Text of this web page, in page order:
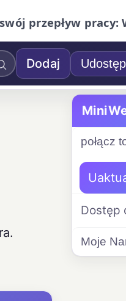
przepływ
Dodaj
połącz
Dostęp
Moje